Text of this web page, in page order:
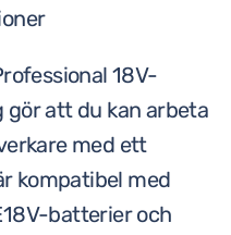
18V-
att du kan arbeta
med ett
kompatibel med
batterier och